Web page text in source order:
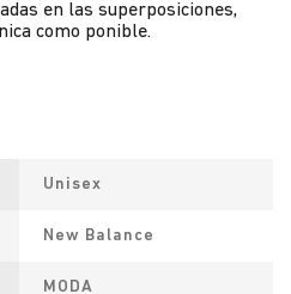
en las superposiciones,
como ponible.
Unisex
New Balance
MODA